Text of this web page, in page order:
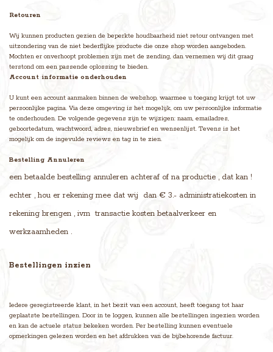
Retouren
Wij kunnen producten gezien de beperkte houdbaarheid niet retour ontvangen met
uitzondering van de niet bederflijke producte die onze shop worden aangeboden.
Mochten er onverhoopt problemen zijn met de zending, dan vernemen wij dit graag
terstond om een passende oplossing te bieden.
Account informatie onderhouden
U kunt een account aanmaken binnen de webshop, waarmee u toegang krijgt tot uw
persoonlijke pagina. Via deze omgeving is het mogelijk, om uw persoonlijke informatie
te onderhouden. De volgende gegevens zijn te wijzigen: naam, emailadres,
geboortedatum, wachtwoord, adres, nieuwsbrief en wensenlijst. Tevens is het
mogelijk om de ingevulde reviews en tag in te zien.
Bestelling Annuleren
een betaalde bestelling annuleren achteraf of na productie , dat kan !
echter , hou er rekening mee dat wij dan € 3.- administratiekosten in
rekening brengen , ivm transactie kosten betaalverkeer en
werkzaamheden .
Bestellingen inzien
Iedere geregistreerde klant, in het bezit van een account, heeft toegang tot haar
geplaatste bestellingen. Door in te loggen, kunnen alle bestellingen ingezien worden
en kan de actuele status bekeken worden. Per bestelling kunnen eventuele
opmerkingen gelezen worden en het afdrukken van de bijbehorende factuur.